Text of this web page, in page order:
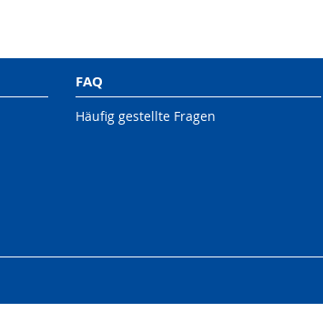
FAQ
Häufig gestellte Fragen